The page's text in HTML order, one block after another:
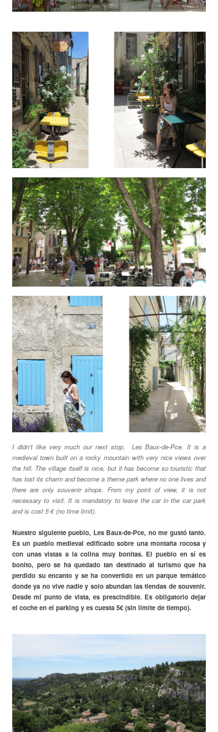
I didn't like very much our next stop, Les Baux-de-Pce. It is a
medieval town built on a rocky mountain with very nice views over
the hill. The village itself is nice, but it has become so touristic that
has lost its charm and become a theme park where no one lives and
there are only souvenir shops. From my point of view, it is not
necessary to visit. It is mandatory to leave the car in the car park
and is cost 5 € (no time limit).
Nuestro siguiente pueblo, Les Baux-de-Pce, no me gustó tanto.
Es un pueblo medieval edificado sobre una montaña rocosa y
con unas vistas a la colina muy bonitas. El pueblo en sí es
bonito, pero se ha quedado tan destinado al turismo que ha
perdido su encanto y se ha convertido en un parque temático
donde ya no vive nadie y solo abundan las tiendas de souvenir.
Desde mi punto de vista, es prescindible. Es obligatorio dejar
el coche en el parking y es cuesta 5€ (sin límite de tiempo).